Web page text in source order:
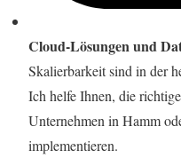
Cloud-Lösungen und
Skalierbarkeit sind in der
Ich helfe Ihnen, die
Unternehmen in Hamm
implementieren.